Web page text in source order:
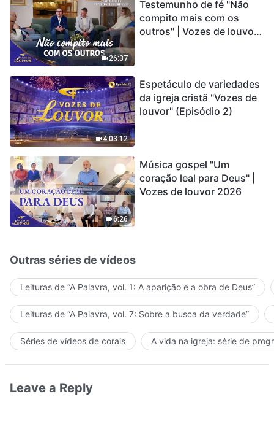
catástrofes ccontecem, a
humanidade está
entrando em contagem
26:37
Testemunho de fé "Não
compito mais com os
outros" | Vozes de louvor
4:03:12
Espetáculo de variedades
da igreja cristã "Vozes de
louvor" (Episódio 2)
6:26
Música gospel "Um
coração leal para Deus" |
Vozes de louvor 2026
Outras séries de vídeos
Leituras de “A Palavra, vol. 1: A aparição e a obra de Deus”
Leituras de “A Palavra, vol. 7: Sobre a busca da verdade”
Séries de vídeos de corais A vida na igreja: série de
Leave a Reply